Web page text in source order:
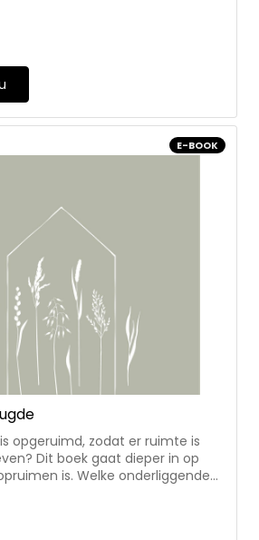
gedeelte te lezen, worden het
en het bijbel¬boek
doorgelezen. Deze uitgave
en praktische manier
of op een nieuwe manier
Het Boek geeft de
begrijpelijke manier weer. Elke
gedeelte uit de
E-BOOK
opgeruimd, zodat er ruimte is
Dit boek gaat dieper in op
is. Welke onderliggende
en hoe ga je daar mee om?
boek advies en